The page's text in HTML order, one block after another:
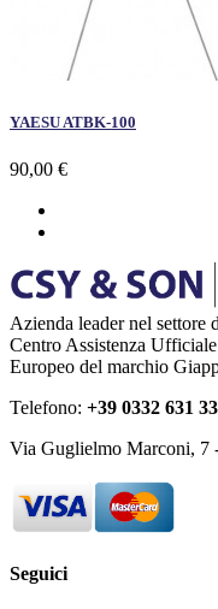
YAESU ATBK-100
90,00 €
Azienda leader nel settore
Centro Assistenza
Europeo del marchio
Telefono: +39 0332 631
Via Guglielmo Marconi,
Seguici